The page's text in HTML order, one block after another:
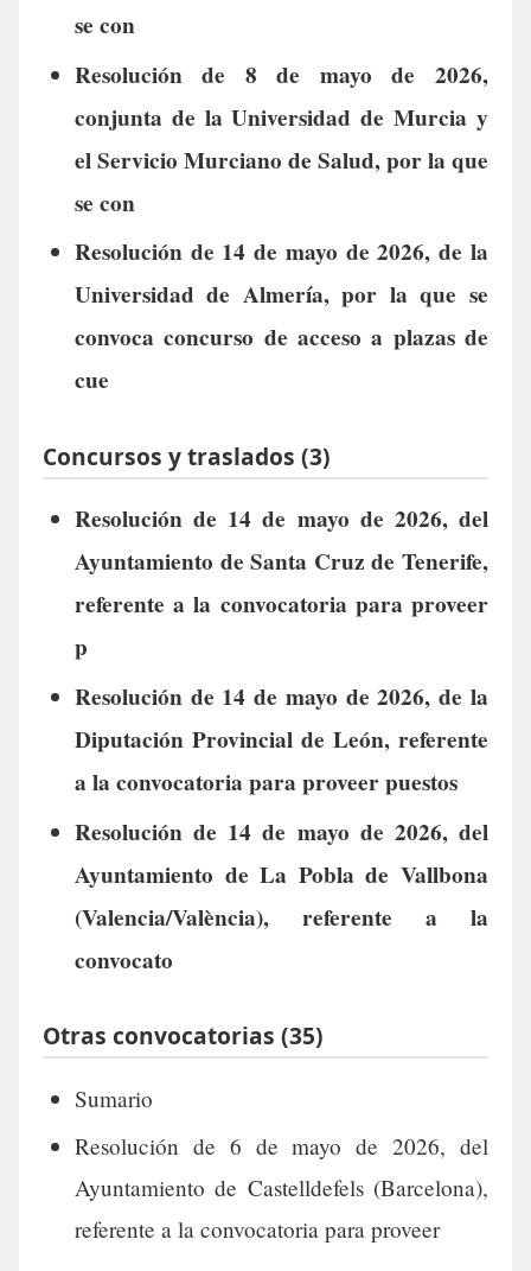
se con
Resolución de 8 de mayo de 2026,
conjunta de la Universidad de Murcia y
el Servicio Murciano de Salud, por la que
se con
Resolución de 14 de mayo de 2026, de la
Universidad de Almería, por la que se
convoca concurso de acceso a plazas de
cue
Concursos y traslados (3)
Resolución de 14 de mayo de 2026, del
Ayuntamiento de Santa Cruz de Tenerife,
referente a la convocatoria para proveer
p
Resolución de 14 de mayo de 2026, de la
Diputación Provincial de León, referente
a la convocatoria para proveer puestos
Resolución de 14 de mayo de 2026, del
Ayuntamiento de La Pobla de Vallbona
(Valencia/València), referente a la
convocato
Otras convocatorias (35)
Sumario
Resolución de 6 de mayo de 2026, del
Ayuntamiento de Castelldefels (Barcelona),
referente a la convocatoria para proveer